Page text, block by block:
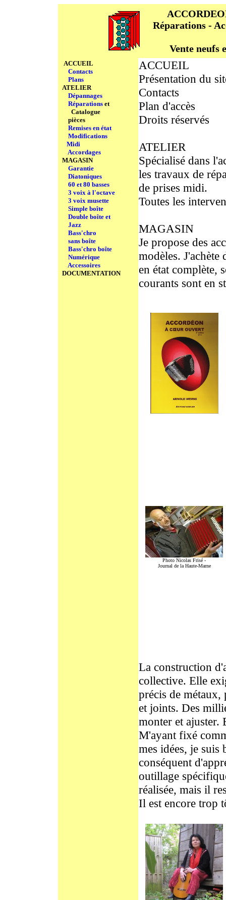
Réparations -
Vente neufs
ACCUEIL
Contacts
Plans
ATELIER
Dépannages
Réparationset
Catalogue
pièces
Remises en état
Modifications
Midi
Accordages
MAGASIN
Garantie
Diatoniques
60 et 80 basses
3 voix à l'octave
3 voix musette
Simple boîte
Double boîte et
Jazz
Bass'chro
sans boîte
Bass'chro boîte
Numérique
Accessoires
DOCUMENTATION
ACCUEIL
Présentation du
Contacts
Plan d'accès
Droits réservés
ATELIER
Spécialisé dans
les travaux de
de prises midi.
Toutes les
MAGASIN
Je propose des
modèles. J'achète
en état complète,
courants sont en
Photo Nicolas Frisé -
Journal de la Haute-Marne
La construction
collective. Elle
précis de métaux,
et joints. Des
monter et ajuster.
M'ayant fixé
mes idées, je
conséquent
outillage
réalisée, mais il
Il est encore trop